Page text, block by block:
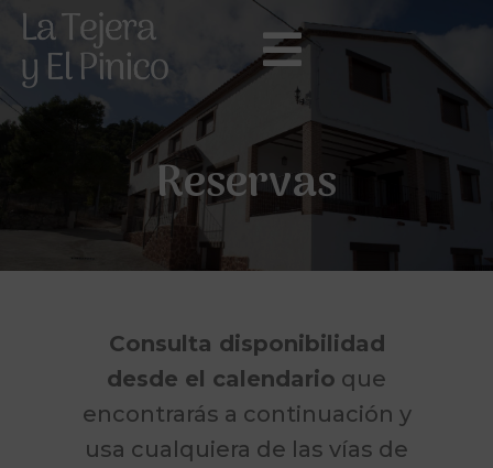
Reservas
Consulta disponibilidad
desde el calendario que
encontrarás a continuación y
usa cualquiera de las vías de